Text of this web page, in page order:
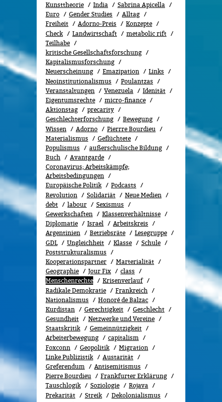
Kunsttheorie
India
Sabrina Apicella
Euro
Gender Studies
All­tag
Freiheit
Adorno-Preis
Konzepte
Check
Landwirtschaft
metabolic rift
Teilhabe
kritische Gesellschaftsforschung
Kapitalismusforschung
Neuerscheinung
Emazipation
Links
Neoinstitutionalismus
Poulantzas
Veranstaltungen
Venezuela
Idenität
Eigentumsrechte
micro-finance
Aktionstag
precarity
Geschlechterforschung
Bewe­gung
Wissen
Adorno
Pierrre Bourdieu
Materialismus
Geflüchtete
Populismus
außerschulische Bildung
Buch
Avantgarde
Coronavirus; Arbeitskämpfe;
Arbeitsbedingungen
Europäische Politik
Podcasts
Revolution
Solidariät
Neue Medien
debt
labour
Sexismus
Gewerk­schaf­ten
Klassenverhältnisse
Diplomatie
Israel
Arbeitskreis
Argentinien
Betriebsräte
Lesegruppe
GDL
Ungleichheit Klasse
Schule
Poststrukturalismus
Kooperationspartner
Marterialität
Geographie
Jour Fix
class
Menschenrechte
Kri­sen­ver­lauf
Radikale Demokratie
Frankreich
Nationalismus
Honoré de Balzac
Kurdistan
Gerechtigkeit
Geschlecht
Gesundheit
Netzwerke und Vereine
Staatskritik
Gemeinnützigkeit
Arbeiterbewegung
capitalism
Foxconn
Geopolitik
Migra­tion
Linke Publizistik
Austarität
Greferendum
Antisemitismus
Pierre Bourdieu
Frankfurter Erklärung
Tauschlogik
Soziologie
Rojava
Prekarität
Streik
Dekolonialismus